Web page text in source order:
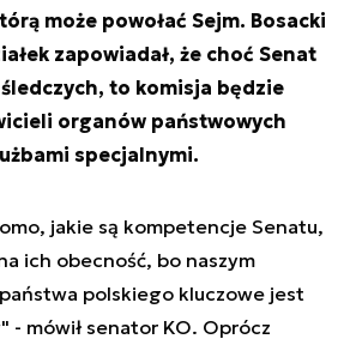
może powołać Sejm. Bosacki
zapowiadał, że choć Senat
to komisja będzie
organów państwowych
specjalnymi.
jakie są kompetencje Senatu,
ich obecność, bo naszym
polskiego kluczowe jest
- mówił senator KO. Oprócz